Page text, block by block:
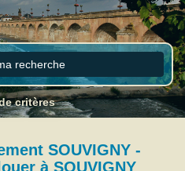
recherche
critères
SOUVIGNY -
à SOUVIGNY